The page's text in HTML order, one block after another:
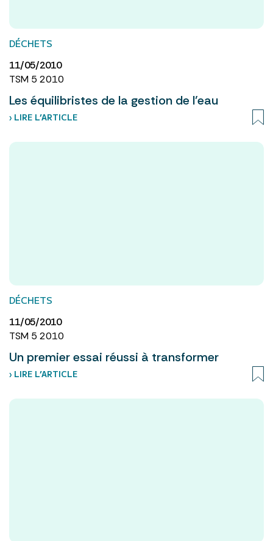
DÉCHETS
11/05/2010
TSM 5 2010
Les équilibristes de la gestion de l’eau
› LIRE L’ARTICLE
DÉCHETS
11/05/2010
TSM 5 2010
Un premier essai réussi à transformer
› LIRE L’ARTICLE